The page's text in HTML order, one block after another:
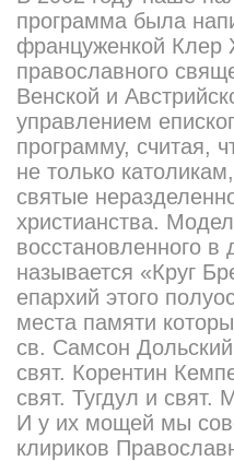
программа была
француженкой Клер
православного
Венской и
управлением
программу, считая,
не только
святые
христианства.
восстановленного
называется «Круг
епархий этого
места памяти
св. Самсон
свят. Корентин
свят. Тугдул и свят.
И у их мощей мы
клириков